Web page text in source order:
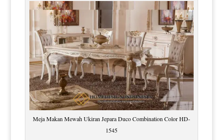
Meja Makan Mewah Ukiran Jepara Duco Combination Color HD-
1545